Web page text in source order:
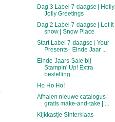
Dag 3 Label 7-daagse | Holly
Jolly Greetings
Dag 2 Label 7-daagse | Let it
snow | Snow Place
Start Label 7-daagse | Your
Presents | Einde Jaar ...
Einde-Jaars-Sale bij
Stampin' Up! Extra
bestelling
Ho Ho Ho!
Afhalen nieuwe catalogus |
gratis make-and-take | ...
Kijkkastje Sinterklaas